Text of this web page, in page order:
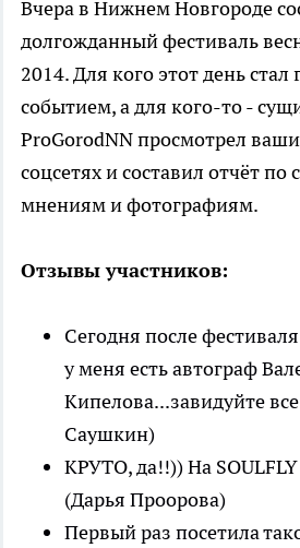
Вчера в Нижнем Новгороде
долгожданный фестиваль
2014. Для кого этот день
событием, а для кого-то -
ProGorodNN просмотрел
соцсетях и составил отчёт
мнениям и фотографиям.
Отзывы участников:
Сегодня после
у меня есть автограф
Кипелова...завидуйте
Саушкин)
КРУТО, да!!)) На
(Дарья Проорова)
Первый раз посетила